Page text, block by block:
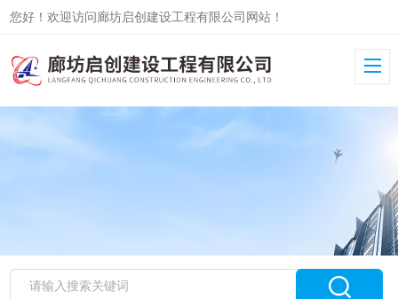
您好！欢迎访问廊坊启创建设工程有限公司网站！